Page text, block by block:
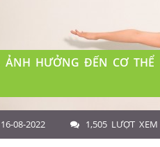
ẢNH HƯỞNG ĐẾN CƠ THỂ
08-2022 1,505 LƯỢT XEM